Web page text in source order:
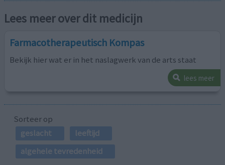
Lees meer over dit medicijn
Farmacotherapeutisch Kompas
Bekijk hier wat er in het naslagwerk van de arts staat
lees meer
Sorteer op
geslacht
leeftijd
algehele tevredenheid